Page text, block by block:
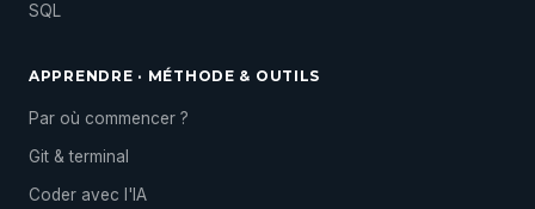
SQL
APPRENDRE · MÉTHODE & OUTILS
Par où commencer ?
Git & terminal
Coder avec l'IA